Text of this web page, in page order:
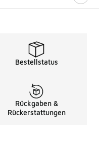
Bestellstatus
Rückgaben &
Rückerstattungen